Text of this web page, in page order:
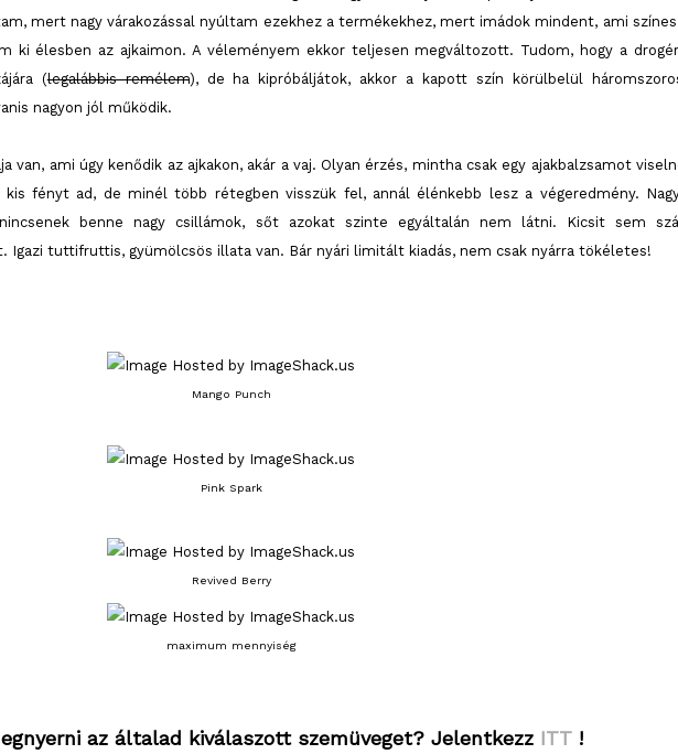
mert nagy várakozással nyúltam ezekhez a termékekhez, mert imádok mindent, ami
ki élesben az ajkaimon. A véleményem ekkor teljesen megváltozott. Tudom, hogy a
(legalábbis remélem), de ha kipróbáljátok, akkor a kapott szín körülbelül
nagyon jól működik.
van, ami úgy kenődik az ajkakon, akár a vaj. Olyan érzés, mintha csak egy ajakbalzsamot
kis fényt ad, de minél több rétegben visszük fel, annál élénkebb lesz a végeredmény.
benne nagy csillámok, sőt azokat szinte egyáltalán nem látni. Kicsit sem
Igazi tuttifruttis, gyümölcsös illata van. Bár nyári limitált kiadás, nem csak nyárra tökéletes!
Mango Punch
Pink Spark
Revived Berry
maximum mennyiség
az általad kiválaszott szemüveget? Jelentkezz ITT !